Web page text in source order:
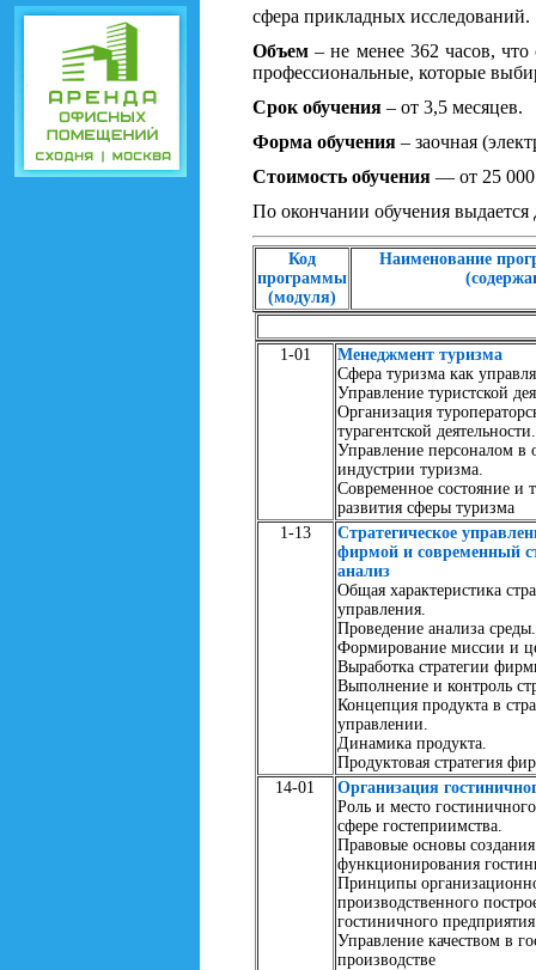
сфера прикладных исследований.
Объем– не менее 362 часов,
профессиональные, которые
Срок обучения – от 3,5 месяцев.
Форма обучения – заочная
Стоимость обучения — от 25 000
По окончании обучения
Код
программы
(модуля)
Наименование
1-01
Менеджмент туризма
Сфера туризма как
Управление туристской
Организация
турагентской деятельности.
Управление персоналом в
индустрии туризма.
Современное состояние и
развития сферы туризма
1-13
Стратегическое
фирмой и современный
анализ
Общая характеристика
управления.
Проведение анализа среды.
Формирование миссии и
Выработка стратегии
Выполнение и контроль
Концепция продукта в
управлении.
Динамика продукта.
Продуктовая стратегия
14-01
Организация
Роль и место
сфере гостеприимства.
Правовые основы
функционирования
Принципы
производственного
гостиничного
Управление качеством в
производстве